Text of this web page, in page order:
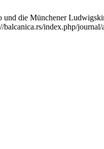
die Münchener
index.php/